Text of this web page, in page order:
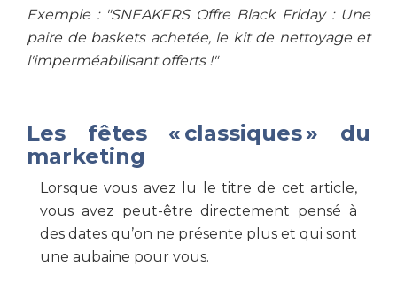
Exemple : "SNEAKERS Offre Black Friday : Une
paire de baskets achetée, le kit de nettoyage et
l'imperméabilisant offerts !"
Les fêtes « classiques » du
marketing
Lorsque vous avez lu le titre de cet article,
vous avez peut-être directement pensé à
des dates qu’on ne présente plus et qui sont
une aubaine pour vous.